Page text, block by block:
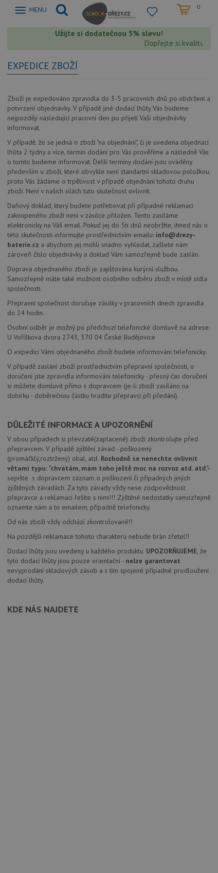
Zobrazit
MENU 0
Užijte si dodatečnou 5% slevu!
Dopřejte si kvalitu
EXPEDICE ZBOŽÍ
Zboží je expedováno zpravidla do 3-5 pracovních dnů po obdržení a
potvrzení objednávky. V případě jiné dodací lhůty Vás budeme
nejpozději následující pracovní den po přijetí Vaší objednávky
informovat.
V případě, že se jedná o zboží "na objednání", či je uvedena objednací
lhůta 2 týdny a více, termín dodání pro Vás prověříme a následně Vás
o tomto budeme informovat. Delší termíny dodání jsou uváděny
především u zboží, které obvykle není standartní skladovou položkou,
proto Vás žádáme o trpělivost v případě objednání tohoto druhu
zboží. Není v našich silách tuto skutečnost ovlivnit.
Daňový doklad, který budete potřebovat při případné reklamaci
zakoupeného zboží není v zásilce přiložen. Tento zasíláme
elektronicky na Váš email. Pokud jej do 5ti dnů neobržíte, ihned nás o
této skutečnosti informujte prostřednictvím emailu: info@drezy-
baterie.cz a abychom jej mohli snadno vyhledat, zašlete nám
zároveň číslo objednávky a doklad Vám samozřejmě bude zaslán.
Doprava objednaného zboží je zajišťována kurýrní službou.
Samozřejmě máte také možnost osobního odběru zboží v místě sídla
společnosti.
Přepravní společnost doručuje zásilky v pracovních dnech zpravidla
do 24 hodin.
Osobní odběr je možný po předchozí telefonické domluvě na adrese:
U Voříškova dvora 2743, 370 04 České Budějovice
O expedici Vámi objednaného zboží budete informováni telefonicky.
V případě zaslání zboží prostřednictvím přepravní společnosti, o
doručení jste zpravidla informováni telefonicky - přesný čas doručení
si můžete domluvit přímo s dopravcem (je-li zboží zasíláno na
dobírku - doběrečnou částku hradíte přepravci při předání).
DŮLEŽITÉ INFORMACE A UPOZORNĚNÍ
V obou případech si převzaté(zaplacené) zboží zkontrolujte před
přepravcem. V případě zjištění závad - poškozený
(promáčklý,roztržený) obal, atd. Rozhodně se nenechte ovlivnit
větami typu: "chvátám, mám toho ještě moc na rozvoz atd. atd."-
sepište s dopravcem záznam o poškození či případných jiných
zjištěných závadách. Za tyto závady vždy nese zodpovědnost
přepravce a reklamaci řešíte s nimi!!! Zjištěné nedostatky samozřejmě
oznamte nám a to emailem, případně telefonicky.
Od nás zboží vždy odchází zkontrolované!!
Na pozdější reklamace tohoto charakteru nebude brán zřetel!!
Dodací lhůty jsou uvedeny u každého produktu. UPOZORŇUJEME, že
tyto dodací lhůty jsou pouze orientační - nelze garantovat
nevyprodání skladových zásob a s tím spojené případné prodloužení
dodací lhůty.
KDE NÁS NAJDETE